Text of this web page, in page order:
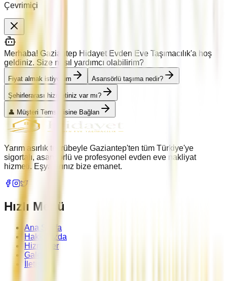
Çevrimiçi
Merhaba! Gaziantep Hidayet Evden Eve Taşımacılık'a hoş
geldiniz. Size nasıl yardımcı olabilirim?
Fiyat almak istiyorum Asansörlü taşıma nedir?
Şehirlerarası hizmetiniz var mı?
👤 Müşteri Temsilcisine Bağlan
Yarım asırlık tecrübeyle Gaziantep'ten tüm Türkiye'ye
sigortalı, asansörlü ve profesyonel evden eve nakliyat
hizmeti. Eşyalarınız bize emanet.
Hızlı Menü
Ana Sayfa
Hakkımızda
Hizmetler
Galeri
İletişim